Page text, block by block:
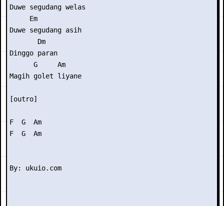
Duwe segudang welas
     Em
Duwe segudang asih
       Dm
Dinggo paran
      G     Am
Magih golet liyane
[outro]
F  G  Am
F  G  Am